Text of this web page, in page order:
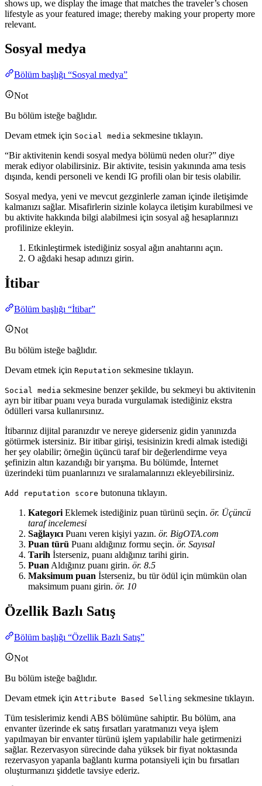
shows up, we display the image that matches the traveler’s chosen
lifestyle as your featured image; thereby making your property more
relevant.
Sosyal medya
Bölüm başlığı “Sosyal medya”
Not
Bu bölüm isteğe bağlıdır.
Devam etmek için Social media sekmesine tıklayın.
“Bir aktivitenin kendi sosyal medya bölümü neden olur?” diye
merak ediyor olabilirsiniz. Bir aktivite, tesisin yakınında ama tesis
dışında, kendi personeli ve kendi IG profili olan bir tesis olabilir.
Sosyal medya, yeni ve mevcut gezginlerle zaman içinde iletişimde
kalmanızı sağlar. Misafirlerin sizinle kolayca iletişim kurabilmesi ve
bu aktivite hakkında bilgi alabilmesi için sosyal ağ hesaplarınızı
profilinize ekleyin.
Etkinleştirmek istediğiniz sosyal ağın anahtarını açın.
O ağdaki hesap adınızı girin.
İtibar
Bölüm başlığı “İtibar”
Not
Bu bölüm isteğe bağlıdır.
Devam etmek için Reputation sekmesine tıklayın.
Social media sekmesine benzer şekilde, bu sekmeyi bu aktivitenin
ayrı bir itibar puanı veya burada vurgulamak istediğiniz ekstra
ödülleri varsa kullanırsınız.
İtibarınız dijital paranızdır ve nereye giderseniz gidin yanınızda
götürmek istersiniz. Bir itibar girişi, tesisinizin kredi almak istediği
her şey olabilir; örneğin üçüncü taraf bir değerlendirme veya
şefinizin altın kazandığı bir yarışma. Bu bölümde, İnternet
üzerindeki tüm puanlarınızı ve sıralamalarınızı ekleyebilirsiniz.
Add reputation score butonuna tıklayın.
Kategori Eklemek istediğiniz puan türünü seçin. ör. Üçüncü
taraf incelemesi
Sağlayıcı Puanı veren kişiyi yazın. ör. BigOTA.com
Puan türü Puanı aldığınız formu seçin. ör. Sayısal
Tarih İsterseniz, puanı aldığınız tarihi girin.
Puan Aldığınız puanı girin. ör. 8.5
Maksimum puan İsterseniz, bu tür ödül için mümkün olan
maksimum puanı girin. ör. 10
Özellik Bazlı Satış
Bölüm başlığı “Özellik Bazlı Satış”
Not
Bu bölüm isteğe bağlıdır.
Devam etmek için Attribute Based Selling sekmesine tıklayın.
Tüm tesislerimiz kendi ABS bölümüne sahiptir. Bu bölüm, ana
envanter üzerinde ek satış fırsatları yaratmanızı veya işlem
yapılmayan bir envanter türünü işlem yapılabilir hale getirmenizi
sağlar. Rezervasyon sürecinde daha yüksek bir fiyat noktasında
rezervasyon yapanla bağlantı kurma potansiyeli için bu fırsatları
oluşturmanızı şiddetle tavsiye ederiz.